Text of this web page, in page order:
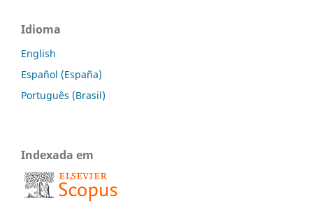
Idioma
English
Español (España)
Português (Brasil)
Indexada em